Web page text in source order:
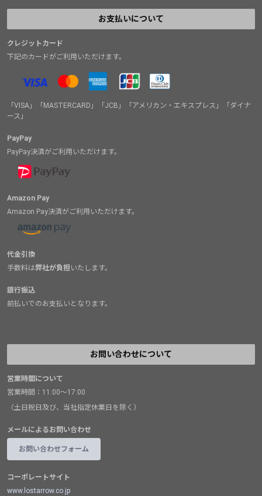
お支払いについて
クレジットカード
下記のカードがご利用いただけます。
「VISA」「MASTERCARD」「JCB」「アメリカン・エキスプレス」「ダイナ
ース」
PayPay
PayPay決済がご利用いただけます。
Amazon Pay
Amazon Pay決済がご利用いただけます。
代金引換
手数料は弊社が負担いたします。
銀行振込
前払いでのお支払いとなります。
お問い合わせについて
営業時間について
営業時間：11:00～17:00
（土日祝日及び、当社指定休業日を除く）
メールによるお問い合わせ
お問い合わせフォーム
コーポレートサイト
www.lostarrow.co.jp